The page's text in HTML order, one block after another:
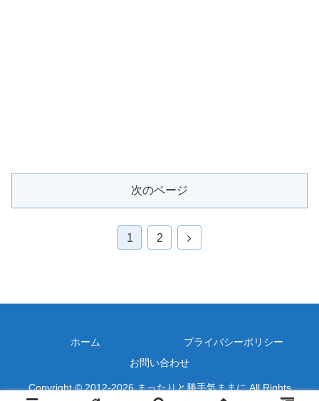
次のページ
1 2
次
ホーム
プライバシーポリシー
お問い合わせ
Copyright © 2012-2026 まったりと勝手気ままに All Rights